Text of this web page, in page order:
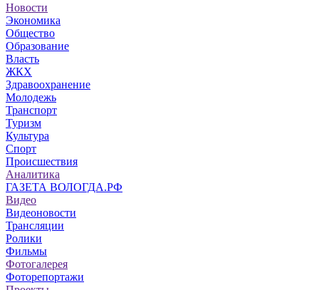
Новости
Экономика
Общество
Образование
Власть
ЖКХ
Здравоохранение
Молодежь
Транспорт
Туризм
Культура
Спорт
Происшествия
Аналитика
ГАЗЕТА ВОЛОГДА.РФ
Видео
Видеоновости
Трансляции
Ролики
Фильмы
Фотогалерея
Фоторепортажи